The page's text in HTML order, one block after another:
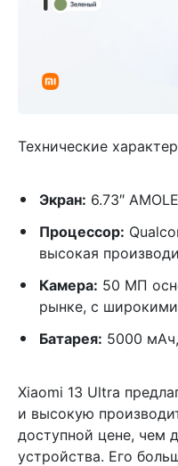
Технические
Экран: 6.73″
Процессор:
высокая
Камера: 50 МП
рынке, с
Батарея: 5000
Xiaomi 13 Ultra
и высокую
доступной цене, чем
устройства. Его